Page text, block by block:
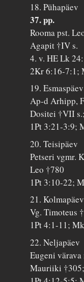
18. Pühapäev
37. pp.
Rooma pst.
Agapit †IV s.
4. v. HE Lk
2Kr 6:16-7:1;
19. Esmaspäev
Ap-d Arhipp,
Dositei †VII
1Pt 3:21-3:9;
20. Teisipäev
Petseri vgmr.
Leo †780
1Pt 3:10-22;
21. Kolmapäev
Vg. Timoteus
1Pt 4:1-11;
22. Neljapäev
Eugeni
Mauriiki